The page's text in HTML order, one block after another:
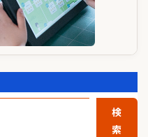
検
索